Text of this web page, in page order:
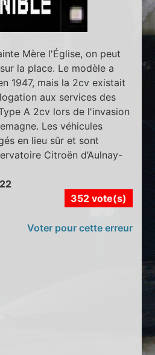
Mère l'Église, on peut
la place. Le modèle a
1947, mais la 2cv existait
aux services des
A 2cv lors de l'invasion
Les véhicules
en lieu sûr et sont
Citroën d’Aulnay-
352 vote(s)
Voter pour cette erreur